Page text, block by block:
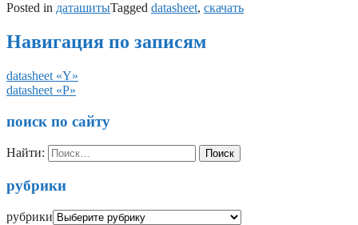
Posted in даташитыTagged datasheet, скачать
Навигация по записям
datasheet «Y»
datasheet «P»
поиск по сайту
Найти:
рубрики
рубрики